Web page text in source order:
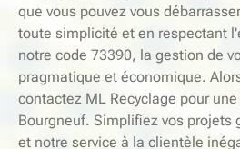
que vous pouvez vous
toute simplicité et en respectant
notre code 73390, la gestion de
pragmatique et économique.
contactez ML Recyclage pour
Bourgneuf. Simplifiez vos projets
et notre service à la clientèle